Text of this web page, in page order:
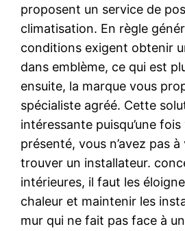
proposent un service de
climatisation. En règle
conditions exigent obtenir
dans emblème, ce qui est
ensuite, la marque vous
spécialiste agréé. Cette
intéressante puisqu’une
présenté, vous n’avez pas
trouver un installateur.
intérieures, il faut les
chaleur et maintenir les
mur qui ne fait pas face à